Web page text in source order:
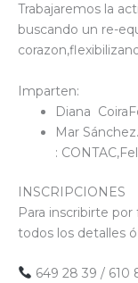
Trabajaremos la
buscando un re-
Imparten:
Diana
Mar
:
INSCRIPCIONES
Para inscribirte
todos los detalles
649 28 39 / 610